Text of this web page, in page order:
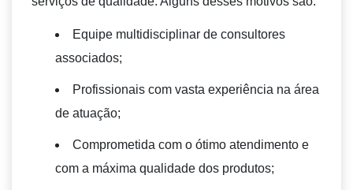
Equipe multidisciplinar de consultores
associados;
Profissionais com vasta experiência na área
de atuação;
Comprometida com o ótimo atendimento e
com a máxima qualidade dos produtos;